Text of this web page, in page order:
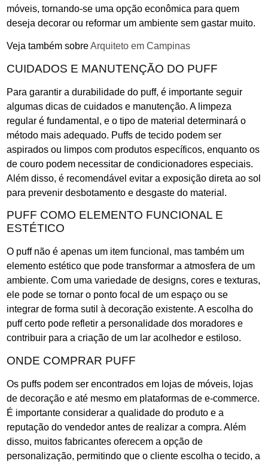
móveis, tornando-se uma opção econômica para quem
deseja decorar ou reformar um ambiente sem gastar muito.
Veja também sobreArquiteto em Campinas
CUIDADOS E MANUTENÇÃO DO PUFF
Para garantir a durabilidade do puff, é importante seguir
algumas dicas de cuidados e manutenção. A limpeza
regular é fundamental, e o tipo de material determinará o
método mais adequado. Puffs de tecido podem ser
aspirados ou limpos com produtos específicos, enquanto os
de couro podem necessitar de condicionadores especiais.
Além disso, é recomendável evitar a exposição direta ao sol
para prevenir desbotamento e desgaste do material.
PUFF COMO ELEMENTO FUNCIONAL E
ESTÉTICO
O puff não é apenas um item funcional, mas também um
elemento estético que pode transformar a atmosfera de um
ambiente. Com uma variedade de designs, cores e texturas,
ele pode se tornar o ponto focal de um espaço ou se
integrar de forma sutil à decoração existente. A escolha do
puff certo pode refletir a personalidade dos moradores e
contribuir para a criação de um lar acolhedor e estiloso.
ONDE COMPRAR PUFF
Os puffs podem ser encontrados em lojas de móveis, lojas
de decoração e até mesmo em plataformas de e-commerce.
É importante considerar a qualidade do produto e a
reputação do vendedor antes de realizar a compra. Além
disso, muitos fabricantes oferecem a opção de
personalização, permitindo que o cliente escolha o tecido, a